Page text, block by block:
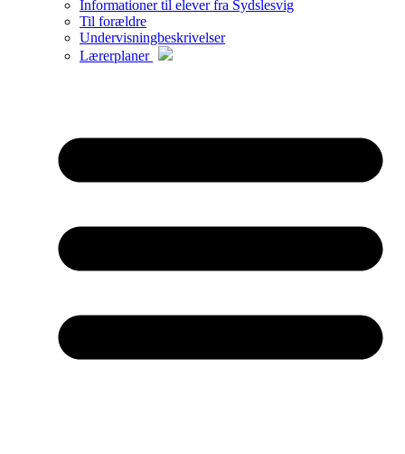
Informationer til elever fra Sydslesvig
Til forældre
Undervisningbeskrivelser
Lærerplaner